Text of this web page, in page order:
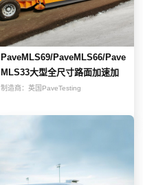
PaveMLS69/PaveMLS66/Pave
MLS33大型全尺寸路面加速加
载...
制造商： 英国PaveTesting